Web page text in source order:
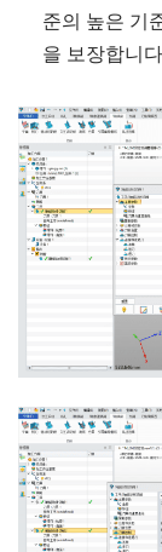
준의 높은 기
을 보장합니